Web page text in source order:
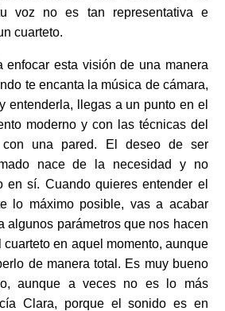
voz no es tan representativa e
cuarteto.
enfocar esta visión de una manera
te encanta la música de cámara,
entenderla, llegas a un punto en el
moderno y con las técnicas del
una pared. El deseo de ser
nace de la necesidad y no
en sí. Cuando quieres entender el
lo máximo posible, vas a acabar
algunos parámetros que nos hacen
cuarteto en aquel momento, aunque
de manera total. Es muy bueno
aunque a veces no es lo más
Clara, porque el sonido es en